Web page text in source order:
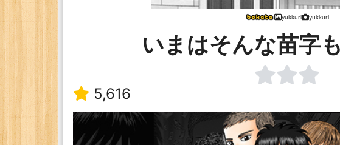
yukkuri yukkuri
いまはそんな苗字
5,616